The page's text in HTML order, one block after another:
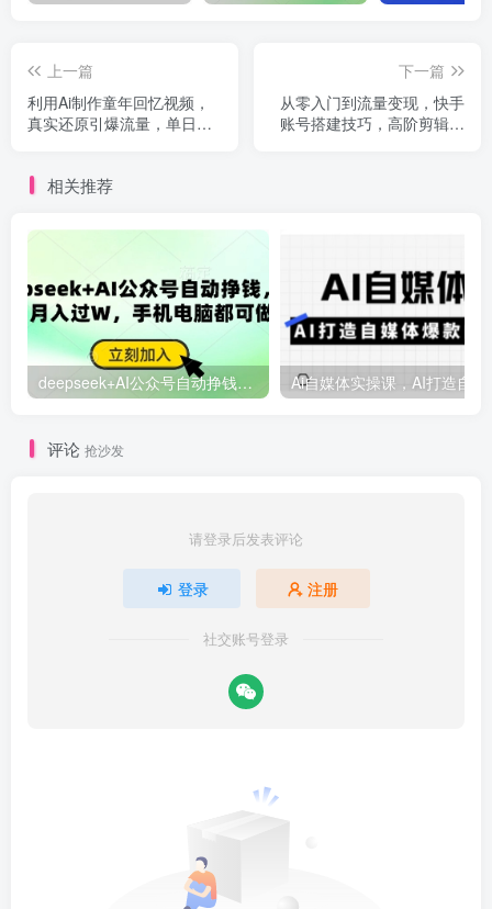
上一篇
利用Ai制作童年回忆视频，
真实还原引爆流量，单日变
下一篇
从零入门到流量变现，快手
账号搭建技巧，高阶剪辑技
相关推荐
deepseek+AI公众号自动挣钱，轻松月入过W，手机电脑都可做
评论 抢沙发
请登录后发表评论
登录 注册
社交账号登录